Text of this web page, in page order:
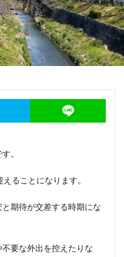
。
ることになります。
期待が交差する時期にな
要な外出を控えたりな